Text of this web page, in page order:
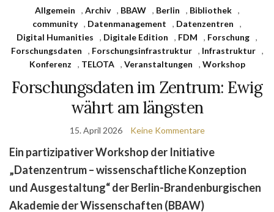
Allgemein , Archiv , BBAW , Berlin , Bibliothek
,
community , Datenmanagement , Datenzentren
,
Digital Humanities
, Digitale Edition , FDM , Forschung ,
Forschungsdaten
, Forschungsinfrastruktur , Infrastruktur
,
Konferenz
, TELOTA , Veranstaltungen , Workshop
Forschungsdaten im Zentrum: Ewig
währt am längsten
15. April 2026 Keine Kommentare
Ein partizipativer Workshop der Initiative
„Datenzentrum – wissenschaftliche Konzeption
und Ausgestaltung“ der Berlin-Brandenburgischen
Akademie der Wissenschaften (BBAW)